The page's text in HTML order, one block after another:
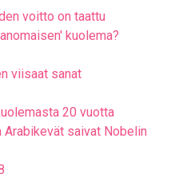
voitto on taattu
kuolema?
viisaat sanat
20 vuotta
Arabikevät saivat Nobelin